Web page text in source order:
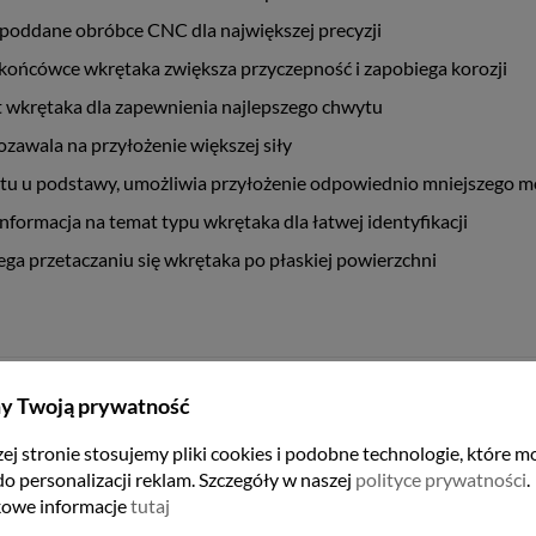
obróbce CNC dla największej precyzji
wkrętaka zwiększa przyczepność i zapobiega korozji
dla zapewnienia najlepszego chwytu
na przyłożenie większej siły
u podstawy, umożliwia przyłożenie odpowiednio mniejszego
na temat typu wkrętaka dla łatwej identyfikacji
przetaczaniu się wkrętaka po płaskiej powierzchni
Twoją prywatność
stronie stosujemy pliki cookies i podobne technologie, które
personalizacji reklam. Szczegóły w naszej polityce prywatności.
informacjetutaj